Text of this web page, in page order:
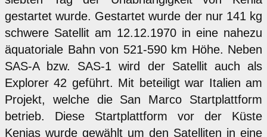
gestartet wurde. Gestartet wurde der nur 141 kg
schwere Satellit am 12.12.1970 in eine nahezu
äquatoriale Bahn von 521-590 km Höhe. Neben
SAS-A bzw. SAS-1 wird der Satellit auch als
Explorer 42 geführt. Mit beteiligt war Italien am
Projekt, welche die San Marco Startplattform
betrieb. Diese Startplattform vor der Küste
Kenias wurde gewählt um den Satelliten in eine